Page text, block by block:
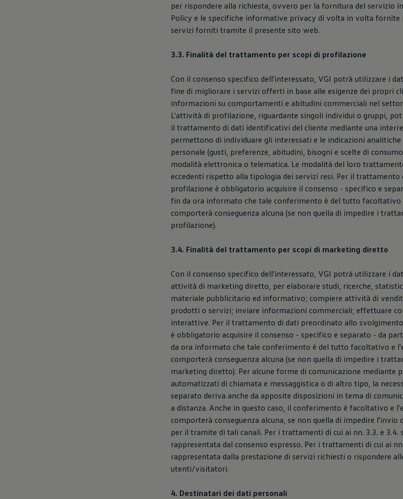
per rispondere alla richiesta, ovvero per la fornitura del servizio
Policy e le specifiche informative privacy di volta in volta fornite
servizi forniti tramite il presente sito web.
3.3. Finalità del trattamento per scopi di profilazione
Con il consenso specifico dell'interessato, VGI potrà utilizzare i
fine di migliorare i servizi offerti in base alle esigenze dei propri
informazioni su comportamenti e abitudini commerciali nel
L'attività di profilazione, riguardante singoli individui o gruppi,
il trattamento di dati identificativi del cliente mediante una
permettono di individuare gli interessati e le indicazioni
personale (gusti, preferenze, abitudini, bisogni e scelte di
modalità elettronica o telematica. Le modalità del loro
eccedenti rispetto alla tipologia dei servizi resi. Per il
profilazione è obbligatorio acquisire il consenso - specifico e
fin da ora informato che tale conferimento è del tutto
comporterà conseguenza alcuna (se non quella di impedire i
profilazione).
3.4. Finalità del trattamento per scopi di marketing diretto
Con il consenso specifico dell'interessato, VGI potrà utilizzare i
attività di marketing diretto, per elaborare studi, ricerche,
materiale pubblicitario ed informativo; compiere attività di
prodotti o servizi; inviare informazioni commerciali; effettuare
interattive. Per il trattamento di dati preordinato allo
è obbligatorio acquisire il consenso - specifico e separato - da
da ora informato che tale conferimento è del tutto facoltativo e
comporterà conseguenza alcuna (se non quella di impedire i
marketing diretto). Per alcune forme di comunicazione mediante
automatizzati di chiamata e messaggistica o di altro tipo, la
separato deriva anche da apposite disposizioni in tema di
a distanza. Anche in questo caso, il conferimento è facoltativo e
comporterà conseguenza alcuna, se non quella di impedire
per il tramite di tali canali. Per i trattamenti di cui ai nn. 3.3. e 3.4.
rappresentata dal consenso espresso. Per i trattamenti di cui ai
rappresentata dalla prestazione di servizi richiesti o rispondere
utenti/visitatori.
4. Destinatari dei dati personali